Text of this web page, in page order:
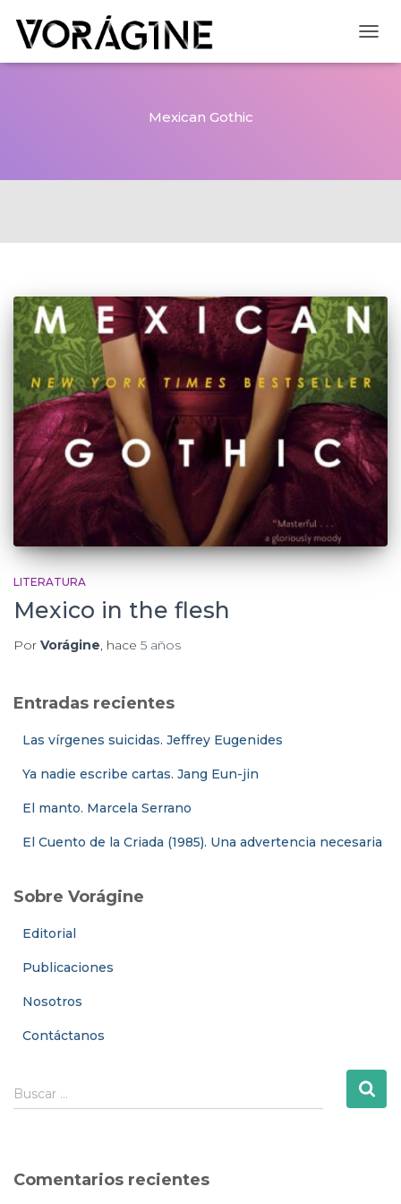
Mexican Gothic
LITERATURA
Mexico in the flesh
Por Vorágine, hace 5 años
Entradas recientes
Las vírgenes suicidas. Jeffrey Eugenides
Ya nadie escribe cartas. Jang Eun-jin
El manto. Marcela Serrano
El Cuento de la Criada (1985). Una advertencia necesaria
Sobre Vorágine
Editorial
Publicaciones
Nosotros
Contáctanos
B
u
r
Buscar …
Comentarios recientes